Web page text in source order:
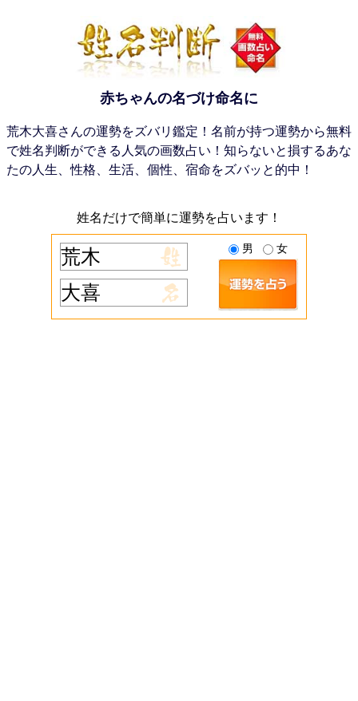
赤ちゃんの名づけ命名に
荒木大喜さんの運勢をズバリ鑑定！名前が持つ運勢から無料
で姓名判断ができる人気の画数占い！知らないと損するあな
たの人生、性格、生活、個性、宿命をズバッと的中！
姓名だけで簡単に運勢を占います！
男 女